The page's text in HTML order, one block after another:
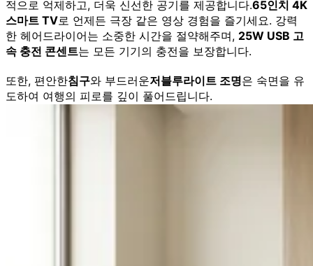
적으로 억제하고, 더욱 신선한 공기를 제공합니다.65인치 4K
스마트 TV로 언제든 극장 같은 영상 경험을 즐기세요. 강력
한 헤어드라이어는 소중한 시간을 절약해주며, 25W USB 고
속 충전 콘센트는 모든 기기의 충전을 보장합니다.
또한, 편안한침구와 부드러운저블루라이트 조명은 숙면을 유
도하여 여행의 피로를 깊이 풀어드립니다.